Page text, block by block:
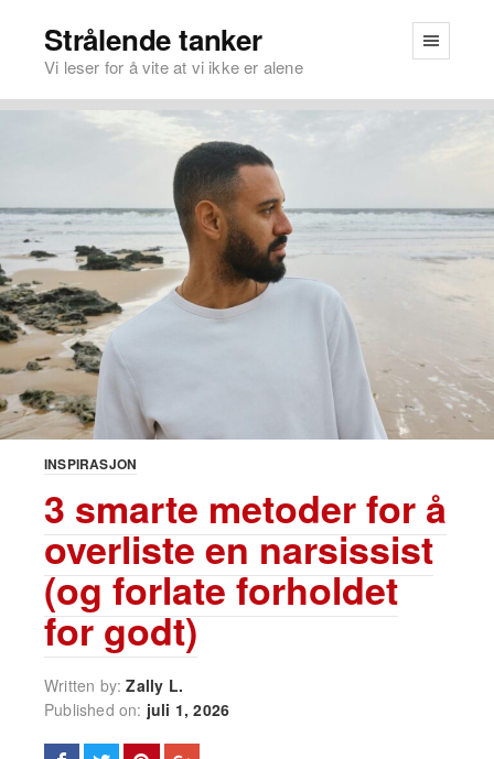
Strålende tanker
Vi leser for å vite at vi ikke er alene
INSPIRASJON
3 smarte metoder for å
overliste en narsissist
(og forlate forholdet
for godt)
Written by:Zally L.
Published on: juli 1, 2026